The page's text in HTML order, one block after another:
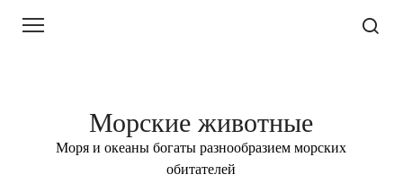
Морские животные
Моря и океаны богаты разнообразием морских
обитателей